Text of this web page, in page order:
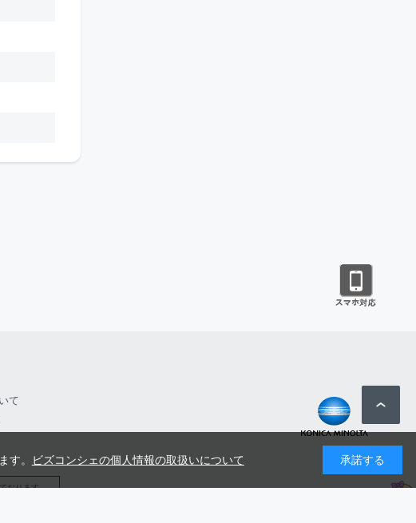
て
おります
。 ビズコンシェの個人情報の取扱いについて 承諾する